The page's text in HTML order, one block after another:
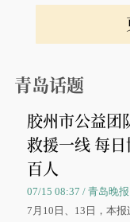
青岛话题
胶州市公益团
救援一线 每
百人
07/15 08:37 / 青岛晚报
7月10日、13日，本